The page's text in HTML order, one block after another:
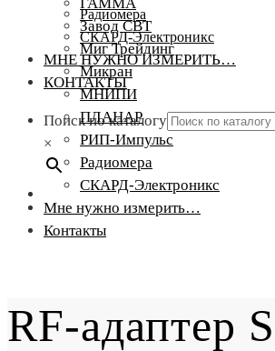
Радиомера
СКАРД-Электроникс
МНЕ НУЖНО ИЗМЕРИТЬ…
КОНТАКТЫ
Поиск по каталогу
×
Завод СВТ
Миг Трейдинг
Микран
МНИПИ
ПЛАНАР
РИП-Импульс
Радиомера
СКАРД-Электроникс
Мне нужно измерить…
Контакты
RF-адаптер